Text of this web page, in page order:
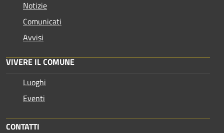
Notizie
Comunicati
Avvisi
VIVERE IL COMUNE
Luoghi
Eventi
CONTATTI